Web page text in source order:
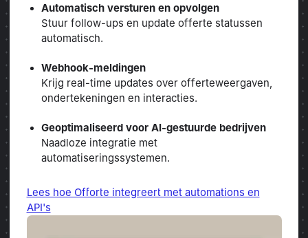
Automatisch versturen en opvolgen
Stuur follow-ups en update offerte statussen
automatisch.
Webhook-meldingen
Krijg real-time updates over offerteweergaven,
ondertekeningen en interacties.
Geoptimaliseerd voor AI-gestuurde bedrijven
Naadloze integratie met
automatiseringssystemen.
Lees hoe Offorte integreert met automations en
API's